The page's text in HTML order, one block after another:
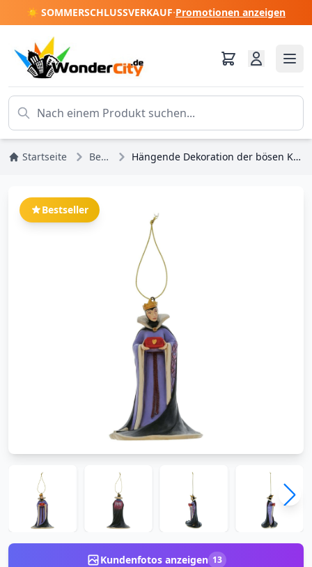
☀️ SOMMERSCHLUSSVERKAUF·Promotionen anzeigen
Startseite Bestseller Hängende Dekoration der bösen Königin – DISNEY TRADITIONS
Bestseller
Kundenfotos anzeigen 13